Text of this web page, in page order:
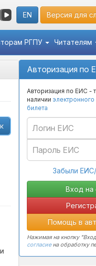
EN Версия для
РГПУ Читателям
Авторизация по
Авторизация по ЕИС -
наличии электронного
билета
Забыли
Помощь в
Нажимая на кнопку
согласиена обработку